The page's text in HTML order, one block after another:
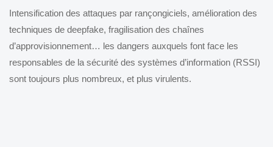
Intensification des attaques par rançongiciels, amélioration des
techniques de deepfake, fragilisation des chaînes
d’approvisionnement… les dangers auxquels font face les
responsables de la sécurité des systèmes d’information (RSSI)
sont toujours plus nombreux, et plus virulents.